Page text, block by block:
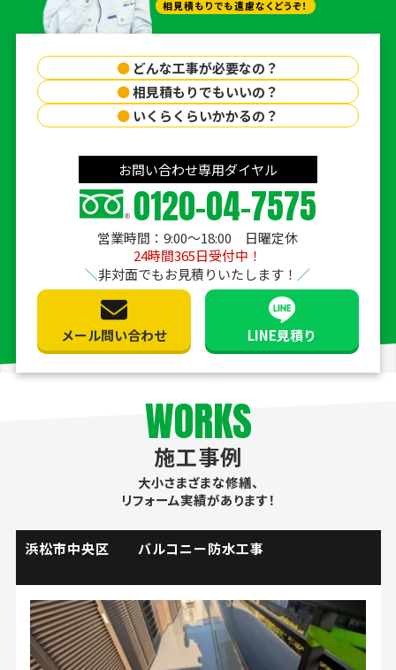
相見積もりでも遠慮なくどうぞ！
● どんな工事が必要なの？
●相見積もりでもいいの？
● いくらくらいかかるの？
お問い合わせ専用ダイヤル
0120-04-7575
営業時間：9:00〜18:00 日曜定休
24時間365日受付中！
非対面でもお見積りいたします！
メール問い合わせ LINE見積り
WORKS
施工事例
大小さまざまな修繕、
リフォーム実績があります！
掛川市 流し台水栓取替工事